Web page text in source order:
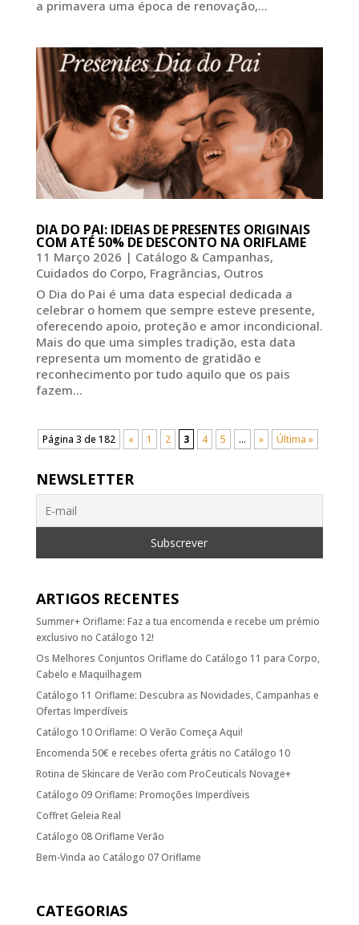
a primavera uma época de renovação,...
DIA DO PAI: IDEIAS DE PRESENTES ORIGINAIS
COM ATÉ 50% DE DESCONTO NA ORIFLAME
11 Março 2026 | Catálogo & Campanhas,
Cuidados do Corpo, Fragrâncias, Outros
O Dia do Pai é uma data especial dedicada a
celebrar o homem que sempre esteve presente,
oferecendo apoio, proteção e amor incondicional.
Mais do que uma simples tradição, esta data
representa um momento de gratidão e
reconhecimento por tudo aquilo que os pais
fazem...
Página 3 de 182 « 1 2 3 4 5 ... » Última »
NEWSLETTER
ARTIGOS RECENTES
Summer+ Oriflame: Faz a tua encomenda e recebe um prémio
exclusivo no Catálogo 12!
Os Melhores Conjuntos Oriflame do Catálogo 11 para Corpo,
Cabelo e Maquilhagem
Catálogo 11 Oriflame: Descubra as Novidades, Campanhas e
Ofertas Imperdíveis
Catálogo 10 Oriflame: O Verão Começa Aqui!
Encomenda 50€ e recebes oferta grátis no Catálogo 10
Rotina de Skincare de Verão com ProCeuticals Novage+
Catálogo 09 Oriflame: Promoções Imperdíveis
Coffret Geleia Real
Catálogo 08 Oriflame Verão
Bem-Vinda ao Catálogo 07 Oriflame
CATEGORIAS